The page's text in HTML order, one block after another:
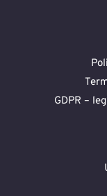
GDPR –